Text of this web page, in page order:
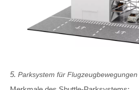
5. Parksystem für Flugzeugbewegungen